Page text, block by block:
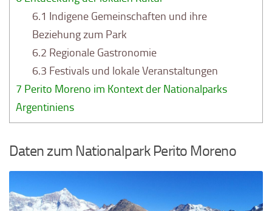
6.1 Indigene Gemeinschaften und ihre
Beziehung zum Park
6.2 Regionale Gastronomie
6.3 Festivals und lokale Veranstaltungen
7 Perito Moreno im Kontext der Nationalparks
Argentiniens
Daten zum Nationalpark Perito Moreno